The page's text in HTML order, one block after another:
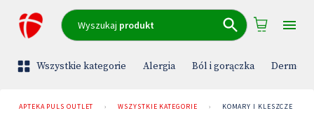
Wyszukaj produkt
Wszystkie kategorie Alergia Ból i gorączka
APTEKA PULS OUTLET › WSZYSTKIE KATEGORIE › KOMARY I KLESZCZE